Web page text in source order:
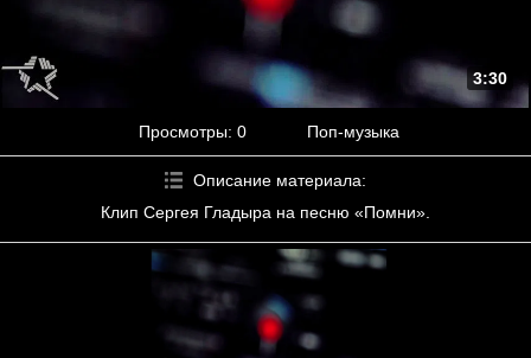
3:30
Просмотры: 0 Поп-музыка
Описание материала:
Клип Сергея Гладыра на песню «Помни».